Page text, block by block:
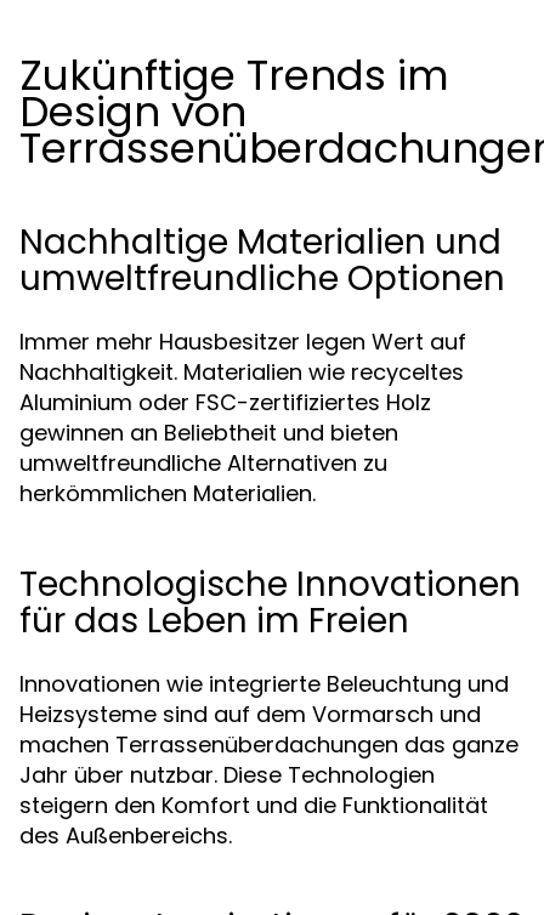
Zukünftige Trends im
Design von
Nachhaltige Materialien und
umweltfreundliche Optionen
Immer mehr Hausbesitzer legen Wert auf
Nachhaltigkeit. Materialien wie recyceltes
Aluminium oder FSC-zertifiziertes Holz
gewinnen an Beliebtheit und bieten
umweltfreundliche Alternativen zu
herkömmlichen Materialien.
Technologische Innovationen
für das Leben im Freien
Innovationen wie integrierte Beleuchtung und
Heizsysteme sind auf dem Vormarsch und
machen Terrassenüberdachungen das ganze
Jahr über nutzbar. Diese Technologien
steigern den Komfort und die Funktionalität
des Außenbereichs.